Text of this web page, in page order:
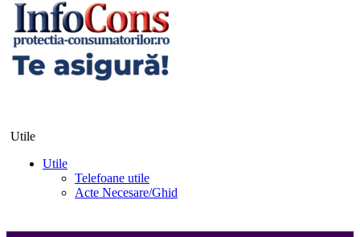
Utile
Utile
Telefoane utile
Acte Necesare/Ghid